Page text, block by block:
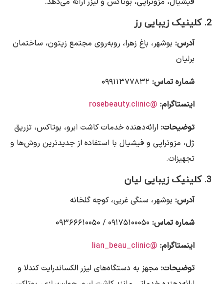
2. کلینیک زیبایی رز
آدرس: بوشهر، باغ زهرا، روبه‌روی مجتمع زیتون، ساختمان
برلیان
شماره تماس: ۰۹۹۱۱۳۷۷۸۳۲
اینستاگرام: @rosebeauty.clinic
توضیحات: ارائه‌دهنده خدمات کاشت ابرو، بوتاکس، تزریق
ژل، مزوتراپی و فیشیال با استفاده از جدیدترین روش‌ها و
تجهیزات.
3. کلینیک زیبایی لیان
آدرس: بوشهر، سنگی غربی، کوچه گلخانه
شماره تماس: ۰۹۱۷۵۱۰۰۰۵۰ / ۰۹۳۶۶۶۱۰۰۵۰
اینستاگرام: @lian_beau_clinic
توضیحات: مجهز به دستگاه‌های لیزر الکساندرایت کندلا و